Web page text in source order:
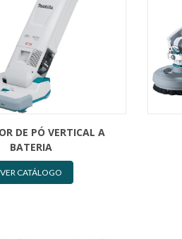
DE PÓ VERTICAL A
BATERIA
VER CATÁLOGO